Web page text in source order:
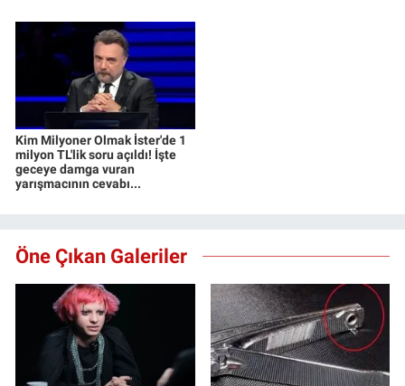
Kim Milyoner Olmak İster'de 1
milyon TL'lik soru açıldı! İşte
geceye damga vuran
yarışmacının cevabı...
Öne Çıkan Galeriler